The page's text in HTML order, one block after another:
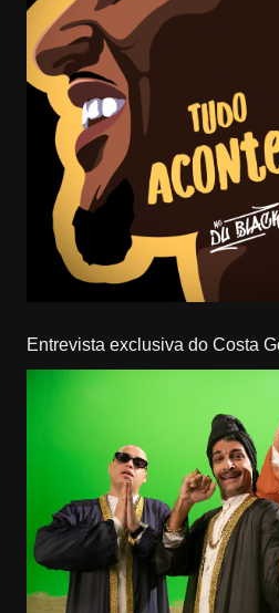
Entrevista exclusiva do Costa